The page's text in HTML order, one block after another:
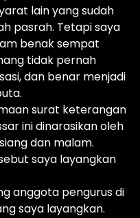
lain yang sudah
pasrah. Tetapi saya
benak sempat
tidak pernah
dan benar menjadi
surat keterangan
ini dinarasikan oleh
dan malam.
saya layangkan
anggota pengurus di
saya layangkan.